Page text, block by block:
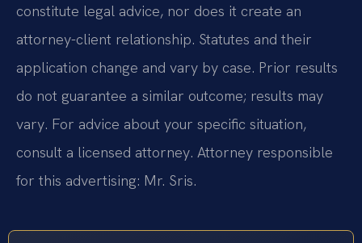
constitute legal advice, nor does it create an
attorney-client relationship. Statutes and their
application change and vary by case. Prior results
do not guarantee a similar outcome; results may
vary. For advice about your specific situation,
consult a licensed attorney. Attorney responsible
for this advertising: Mr. Sris.